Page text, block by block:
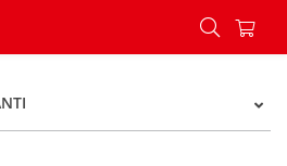
Classic Prezervativi 12/1 -